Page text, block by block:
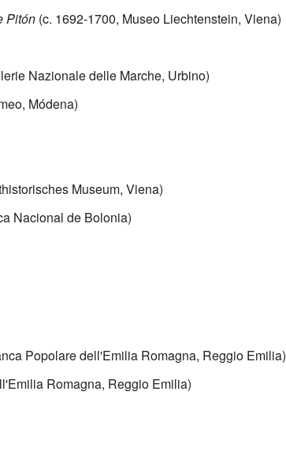
Pitón(c. 1692-1700, Museo Liechtenstein, Viena)
Nazionale delle Marche, Urbino)
Módena)
Museum, Viena)
Nacional de Bolonia)
Popolare dell'Emilia Romagna, Reggio Emilia)
Romagna, Reggio Emilia)